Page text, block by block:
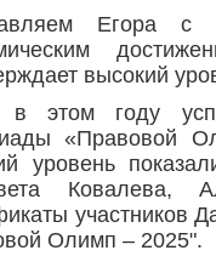
Егора с
высокий
в этом году
«Правовой
уровень
Ковалева,
участников
Олимп – 2025".